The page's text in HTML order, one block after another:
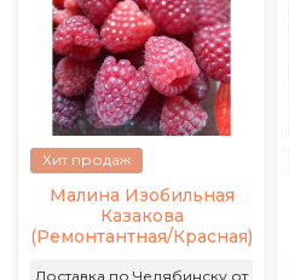
Хит продаж
Малина Изобильная
Казакова
(Ремонтантная/Красная)
Доставка по Челябинску от